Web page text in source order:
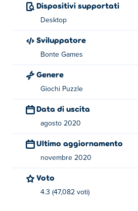
Informazioni sul creatore:
loro altro giocoFactory Balls Forever
Dispositivi supportati
Desktop
Sviluppatore
Bonte Games
Genere
Giochi Puzzle
Data di uscita
agosto 2020
Ultimo aggiornamento
novembre 2020
Voto
4.3 (47,082 voti)